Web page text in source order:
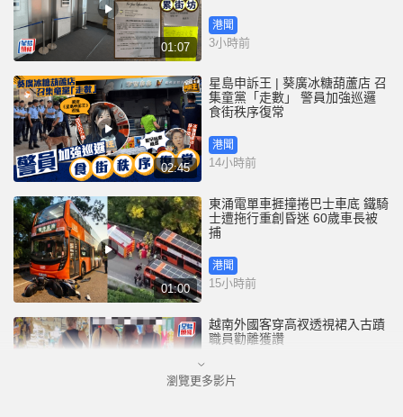
01:07
港聞
3小時前
02:45
星島申訴王 | 葵廣冰糖葫蘆店 召
集童黨「走數」 警員加強巡邏
食街秩序復常
港聞
14小時前
01:00
東涌電單車捱撞捲巴士車底 鐵騎
士遭拖行重創昏迷 60歲車長被
捕
港聞
15小時前
越南外國客穿高衩透視裙入古蹟
職員勸離獲讚
國際
瀏覽更多影片